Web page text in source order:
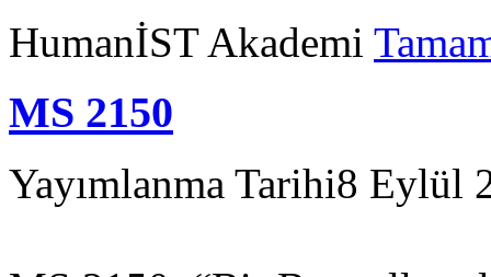
HumanİST Akademi
MS 2150
Yayımlanma Tarihi8 Eylül